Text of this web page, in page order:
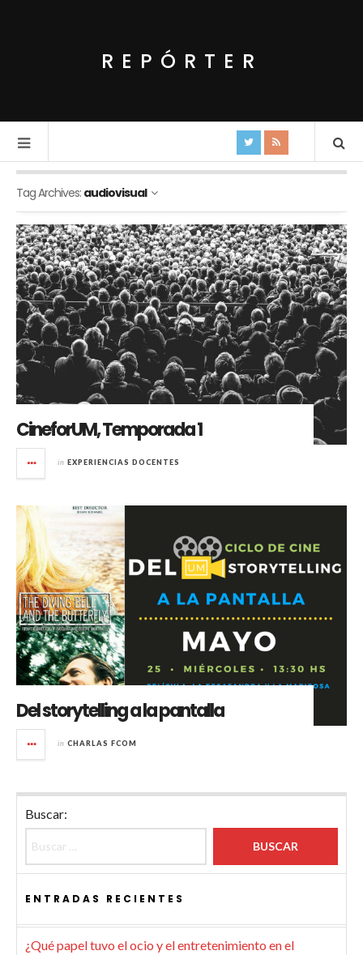
REPÓRTER
Tag Archives: audiovisual
CineforUM, Temporada 1
in EXPERIENCIAS DOCENTES
Del storytelling a la pantalla
in CHARLAS FCOM
Buscar:
ENTRADAS RECIENTES
¿Qué papel tuvo el ocio y el entretenimiento en el